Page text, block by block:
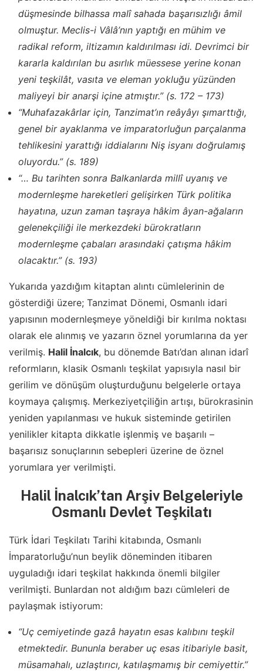
düşmesinde bilhassa malî sahada başarısızlığı âmil
olmuştur. Meclis-i Vâlâ’nın yaptığı en mühim ve
radikal reform, iltizamın kaldırılması idi. Devrimci bir
kararla kaldırılan bu asırlık müessese yerine konan
yeni teşkilât, vasıta ve eleman yokluğu yüzünden
maliyeyi bir anarşi içine atmıştır.” (s. 172 – 173)
“Muhafazakârlar için, Tanzimat’ın reâyâyı şımarttığı,
genel bir ayaklanma ve imparatorluğun parçalanma
tehlikesini yarattığı iddialarını Niş isyanı doğrulamış
oluyordu.” (s. 189)
“… Bu tarihten sonra Balkanlarda millî uyanış ve
modernleşme hareketleri gelişirken Türk politika
hayatına, uzun zaman taşraya hâkim âyan-ağaların
gelenekçiliği ile merkezdeki bürokratların
modernleşme çabaları arasındaki çatışma hâkim
olacaktır.” (s. 193)
Yukarıda yazdığım kitaptan alıntı cümlelerinin de
gösterdiği üzere; Tanzimat Dönemi, Osmanlı idari
yapısının modernleşmeye yöneldiği bir kırılma noktası
olarak ele alınmış ve yazarın öznel yorumlarına da yer
verilmiş. Halil İnalcık, bu dönemde Batı’dan alınan idarî
reformların, klasik Osmanlı teşkilat yapısıyla nasıl bir
gerilim ve dönüşüm oluşturduğunu belgelerle ortaya
koymaya çalışmış. Merkeziyetçiliğin artışı, bürokrasinin
yeniden yapılanması ve hukuk sisteminde getirilen
yenilikler kitapta dikkatle işlenmiş ve başarılı –
başarısız sonuçlarının sebepleri üzerine de öznel
yorumlara yer verilmişti.
Halil İnalcık’tan Arşiv Belgeleriyle
Osmanlı Devlet Teşkilatı
Türk İdari Teşkilatı Tarihi kitabında, Osmanlı
İmparatorluğu’nun beylik döneminden itibaren
uyguladığı idari teşkilat hakkında önemli bilgiler
verilmişti. Bunlardan not aldığım bazı cümleleri de
paylaşmak istiyorum:
“Uç cemiyetinde gazâ hayatın esas kalıbını teşkil
etmektedir. Bununla beraber uç esas itibariyle basit,
müsamahalı, uzlaştırıcı, katılaşmamış bir cemiyettir.”